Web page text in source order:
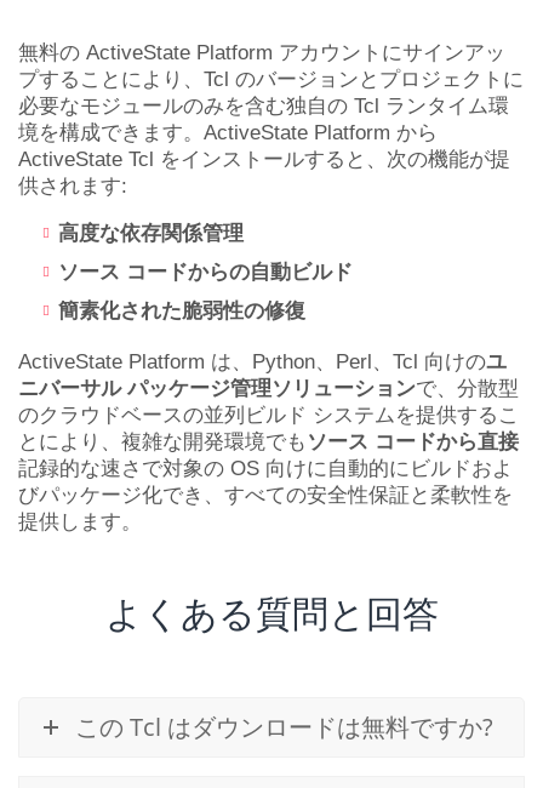
無料の ActiveState Platform アカウントにサインアッ
プすることにより、Tcl のバージョンとプロジェクトに
必要なモジュールのみを含む独自の Tcl ランタイム環
境を構成できます。ActiveState Platform から
ActiveState Tcl をインストールすると、次の機能が提
供されます:
高度な依存関係管理
ソース コードからの自動ビルド
簡素化された脆弱性の修復
ActiveState Platform は、Python、Perl、Tcl 向けのユ
ニバーサル パッケージ管理ソリューションで、分散型
のクラウドベースの並列ビルド システムを提供するこ
とにより、複雑な開発環境でも ソース コードから直接
記録的な速さで対象の OS 向けに自動的にビルドおよ
びパッケージ化でき、すべての安全性保証と柔軟性を
提供します。
よくある質問と回答
この Tcl はダウンロードは無料ですか?